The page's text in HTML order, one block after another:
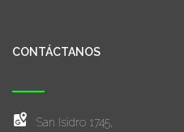
CONTÁCTANOS
San Isidro 1745,